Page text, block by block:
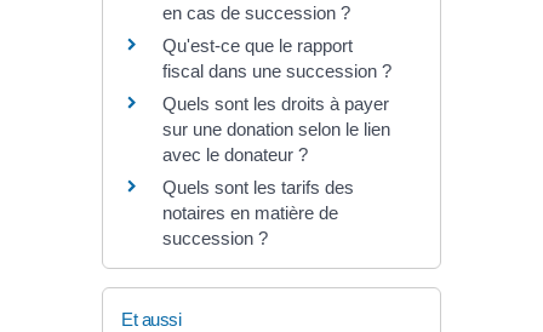
en cas de succession ?
Qu'est-ce que le rapport
fiscal dans une succession ?
Quels sont les droits à payer
sur une donation selon le lien
avec le donateur ?
Quels sont les tarifs des
notaires en matière de
succession ?
Et aussi